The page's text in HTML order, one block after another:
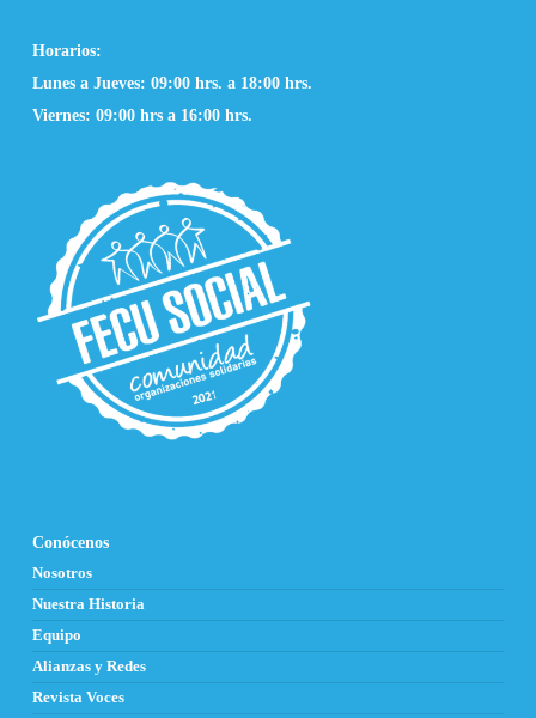
Horarios:
Lunes a Jueves: 09:00 hrs. a 18:00 hrs.
Viernes: 09:00 hrs a 16:00 hrs.
Conócenos
Nosotros
Nuestra Historia
Equipo
Alianzas y Redes
Revista Voces